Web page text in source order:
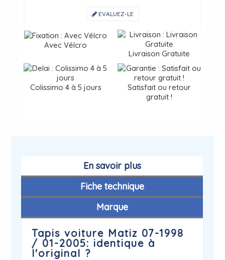
EVALUEZ-LE
Avec Vélcro
Livraison Gratuite
Colissimo 4 à 5 jours
Satisfait ou retour
gratuit !
En savoir plus
Fiche technique
Marque
Tapis voiture Matiz 07-1998
/ 01-2005: identique à
l'original ?